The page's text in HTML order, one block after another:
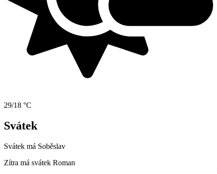
29/18 °C
Svátek
Svátek má Soběslav
Zítra má svátek Roman